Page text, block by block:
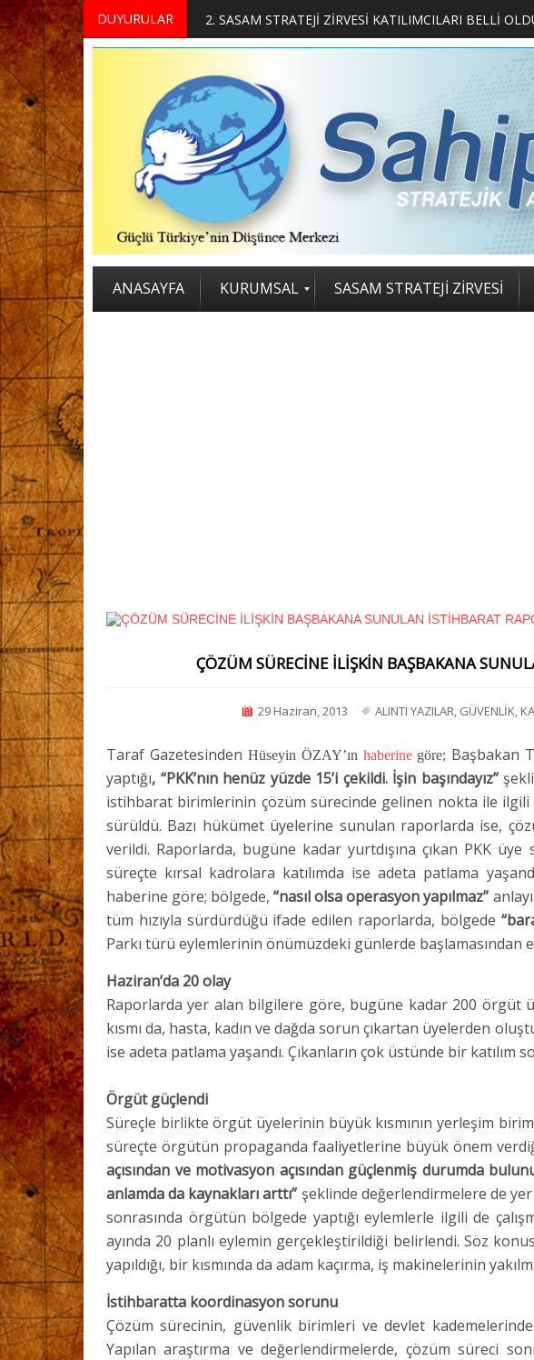
DUYURULAR
MERKEZİMİZ BÜNYESİNDE YETİŞTİRİLMEK ÜZERE GÖNÜLLÜ ÜLKE MASASI UZMANI VE UZMAN ADAYLARI ARIYORUZ 2. SASAM STRATEJİ ZİRVESİ KATILIMCILARI BELLİ
ANASAYFA KURUMSAL SASAM STRATEJİ ZİRVESİ
ÇÖZÜM SÜRECİNE İLİŞKİN BAŞBAKANA
29 Haziran, 2013 ALINTI YAZILAR, GÜVENLİK,
Taraf Gazetesinden Hüseyin ÖZAY’ın haberinegöre; Başbakan
yaptığı, “PKK’nın henüz yüzde 15’i çekildi. İşin başındayız”
istihbarat birimlerinin çözüm sürecinde gelinen nokta ile ilgili
sürüldü. Bazı hükümet üyelerine sunulan raporlarda ise,
verildi. Raporlarda, bugüne kadar yurtdışına çıkan PKK üye
süreçte kırsal kadrolara katılımda ise adeta patlama
haberine göre; bölgede,“nasıl olsa operasyon yapılmaz”
tüm hızıyla sürdürdüğü ifade edilen raporlarda, bölgede
Parkı türü eylemlerinin önümüzdeki günlerde başlamasından
Haziran’da 20 olay
Raporlarda yer alan bilgilere göre, bugüne kadar 200 örgüt
kısmı da, hasta, kadın ve dağda sorun çıkartan üyelerden
ise adeta patlama yaşandı. Çıkanların çok üstünde bir katılım
Örgüt güçlendi
Süreçle birlikte örgüt üyelerinin büyük kısmının yerleşim
süreçte örgütün propaganda faaliyetlerine büyük önem
açısından ve motivasyon açısından güçlenmiş durumda
anlamda da kaynakları arttı” şeklinde değerlendirmelere de
sonrasında örgütün bölgede yaptığı eylemlerle ilgili de
ayında 20 planlı eylemin gerçekleştirildiği belirlendi. Söz
yapıldığı, bir kısmında da adam kaçırma, iş makinelerinin
İstihbaratta koordinasyon sorunu
Çözüm sürecinin, güvenlik birimleri ve devlet
Yapılan araştırma ve değerlendirmelerde, çözüm süreci